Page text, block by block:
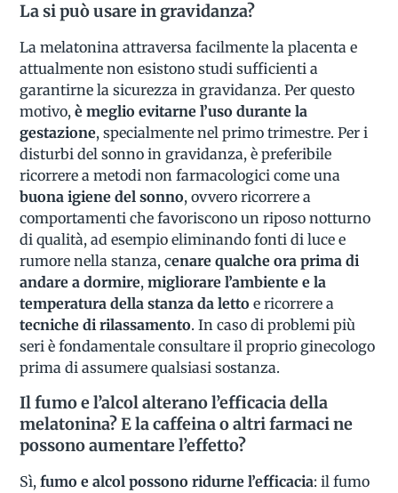
La si può usare in gravidanza?
La melatonina attraversa facilmente la placenta e
attualmente non esistono studi sufficienti a
garantirne la sicurezza in gravidanza. Per questo
motivo,è meglio evitarne l’uso durante la
gestazione, specialmente nel primo trimestre. Per i
disturbi del sonno in gravidanza, è preferibile
ricorrere a metodi non farmacologici come una
buona igiene del sonno, ovvero ricorrere a
comportamenti che favoriscono un riposo notturno
di qualità, ad esempio eliminando fonti di luce e
rumore nella stanza, cenare qualche ora prima di
andare a dormire,migliorare l’ambiente e la
temperatura della stanza da letto e ricorrere a
tecniche di rilassamento. In caso di problemi più
seri è fondamentale consultare il proprio ginecologo
prima di assumere qualsiasi sostanza.
Il fumo e l’alcol alterano l’efficacia della
melatonina? E la caffeina o altri farmaci ne
possono aumentare l’effetto?
Sì,fumo e alcol possono ridurne l’efficacia: il fumo